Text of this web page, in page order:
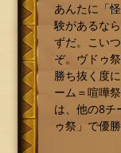
あんたに「
験があるな
ずだ。こい
ぞ。ヴドゥ
勝ち抜く度
ーム＝喧嘩
は、他の8チ
ゥ祭」で優